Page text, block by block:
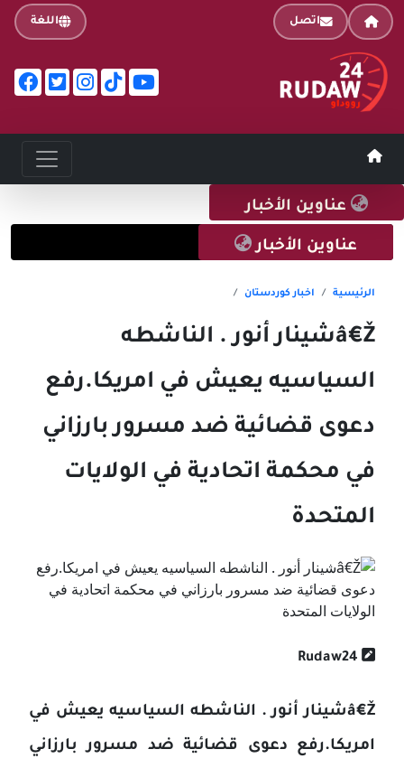
اتصل اللغة
الجماعات المسلحة الشيعية المدعومة من إيران ترفض نزع
عناوين الأخبار
الرئيسية اخبار کوردستان
â€Žشينار أنور . الناشطه
السياسيه يعيش في امريکا.رفع
دعوى قضائية ضد مسرور بارزاني
في محکمة اتحادية في الولايات
المتحدة
Rudaw24
â€Žشينار أنور . الناشطه السياسيه يعيش في
امريکا.رفع دعوى قضائية ضد مسرور بارزاني